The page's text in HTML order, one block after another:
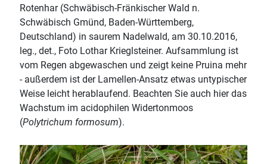
Rotenhar (Schwäbisch-Fränkischer Wald n.
Schwäbisch Gmünd, Baden-Württemberg,
Deutschland) in saurem Nadelwald, am 30.10.2016,
leg., det., Foto Lothar Krieglsteiner. Aufsammlung ist
vom Regen abgewaschen und zeigt keine Pruina mehr
- außerdem ist der Lamellen-Ansatz etwas untypischer
Weise leicht herablaufend. Beachten Sie auch hier das
Wachstum im acidophilen Widertonmoos
(Polytrichum formosum).